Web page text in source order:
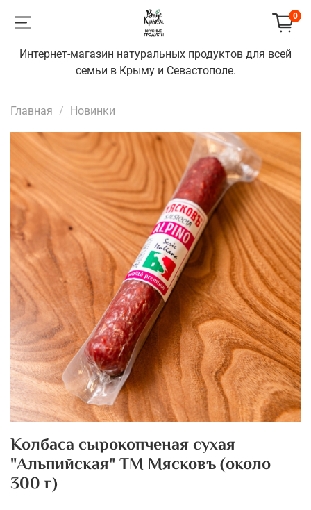
0
Интернет-магазин натуральных продуктов для всей
семьи в Крыму и Севастополе.
Главная Новинки
Колбаса сырокопченая сухая
"Альпийская" ТМ Мясковъ (около
300 г)